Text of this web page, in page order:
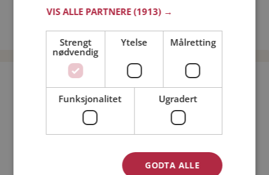
Date kvinner i Norge
Date menn i Norge
Bli medlem gratis!
Kvinne
VIS ALLE PARTNERE(1913) →
Strengt
nødvendig
Ytelse Målretting
Funksjonalitet Ugradert
GODTA ALLE